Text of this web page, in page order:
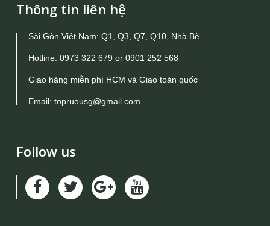
Thông tin liên hệ
Sài Gòn Việt Nam: Q1, Q3, Q7, Q10, Nhà Bè
Hotline: 0973 322 679 or 0901 252 568
Giao hàng miễn phí HCM và Giao toàn quốc
Email: topruousg@gmail.com
Follow us